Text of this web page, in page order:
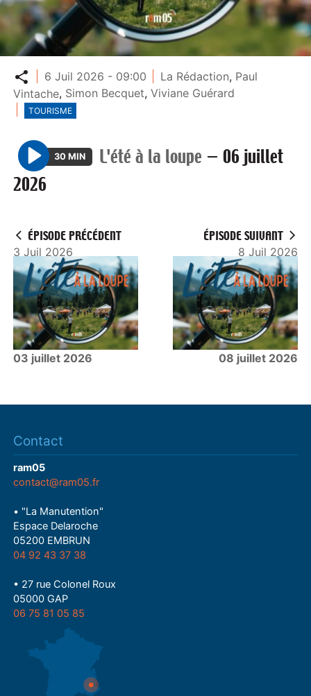
Partager
6 Juil 2026 - 09:00 La Rédaction, Paul
Vintache, Simon Becquet,Viviane Guérard
TOURISME
P
l
30 MIN L'été à la loupe — 06 juillet
2026
ÉPISODE PRÉCÉDENT
3 Juil 2026
03 juillet 2026
ÉPISODE SUIVANT
8 Juil 2026
08 juillet 2026
Contact
ram05
contact@ram05.fr
• "La Manutention"
Espace Delaroche
05200 EMBRUN
04 92 43 37 38
• 27 rue Colonel Roux
05000 GAP
06 75 81 05 85